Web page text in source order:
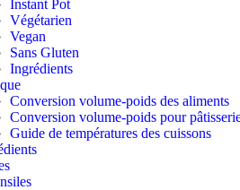
Instant Pot
Végétarien
Vegan
Sans Gluten
Ingrédients
Conversion volume-poids des aliments
Conversion volume-poids pour
Guide de températures des cuissons